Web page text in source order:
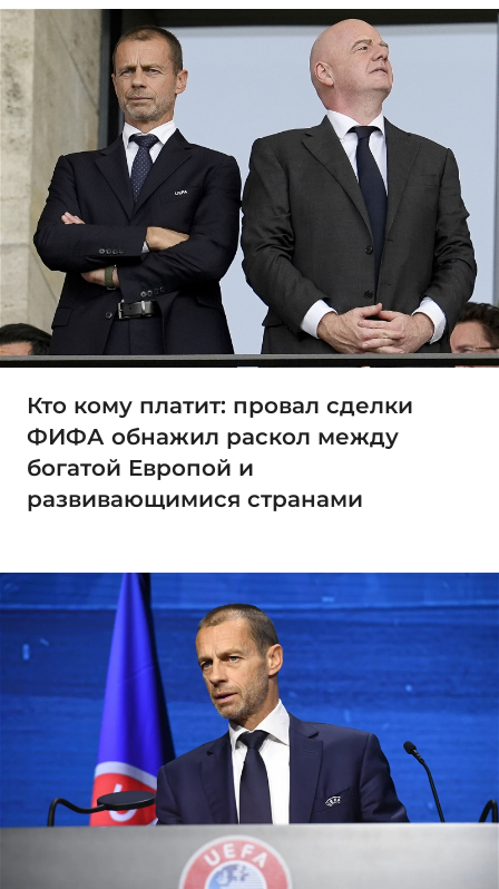
Кто кому платит: провал сделки
ФИФА обнажил раскол между
богатой Европой и
развивающимися странами